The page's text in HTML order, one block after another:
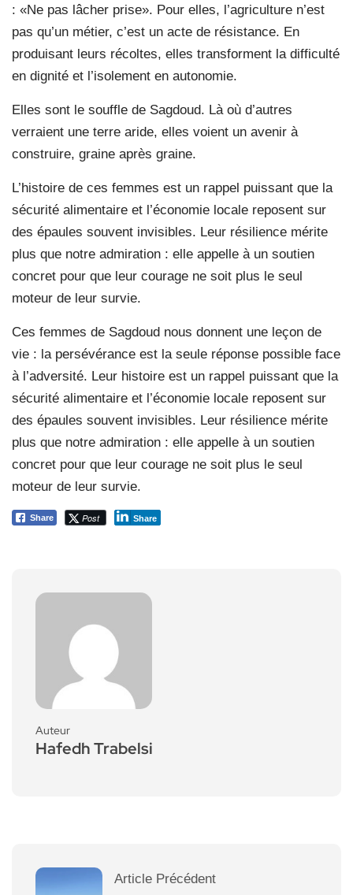
: «Ne pas lâcher prise». Pour elles, l’agriculture n’est
pas qu’un métier, c’est un acte de résistance. En
produisant leurs récoltes, elles transforment la difficulté
en dignité et l’isolement en autonomie.
Elles sont le souffle de Sagdoud. Là où d’autres
verraient une terre aride, elles voient un avenir à
construire, graine après graine.
L’histoire de ces femmes est un rappel puissant que la
sécurité alimentaire et l’économie locale reposent sur
des épaules souvent invisibles. Leur résilience mérite
plus que notre admiration : elle appelle à un soutien
concret pour que leur courage ne soit plus le seul
moteur de leur survie.
Ces femmes de Sagdoud nous donnent une leçon de
vie : la persévérance est la seule réponse possible face
à l’adversité. Leur histoire est un rappel puissant que la
sécurité alimentaire et l’économie locale reposent sur
des épaules souvent invisibles. Leur résilience mérite
plus que notre admiration : elle appelle à un soutien
concret pour que leur courage ne soit plus le seul
moteur de leur survie.
Share Post Share
Auteur
Hafedh Trabelsi
Article Précédent